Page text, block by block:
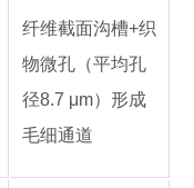
纤维截面沟槽+织
物微孔（平均孔
径8.7 μm）形成
毛细通道